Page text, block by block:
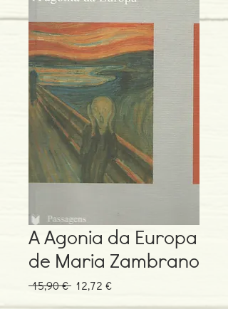
A Agonia da Europa
de Maria Zambrano
15,90 € Preço
12,72 €Preço